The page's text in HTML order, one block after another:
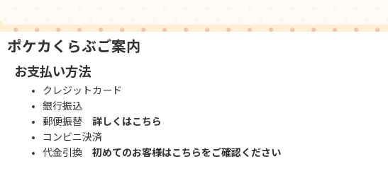
ポケカくらぶご案内
お支払い方法
クレジットカード
銀行振込
郵便振替 詳しくはこちら
コンビニ決済
代金引換 初めてのお客様はこちらをご確認ください